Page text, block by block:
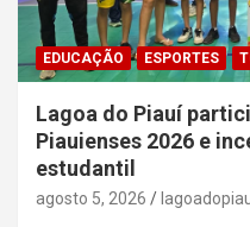
EDUCAÇÃO ESPORTES
Lagoa do Piauí
Piauienses 2026 e
estudantil
agosto 5, 2026